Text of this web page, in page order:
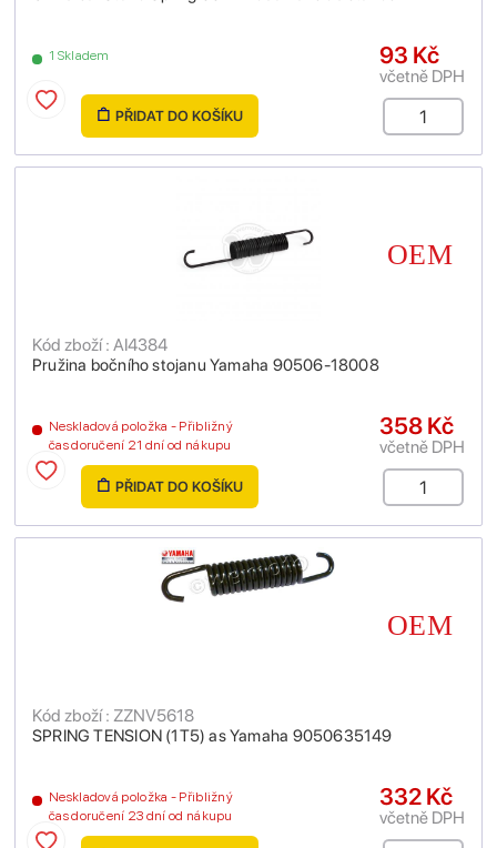
1 Skladem 93 Kč
včetně DPH
PŘIDAT DO KOŠÍKU
Pružina bočního stojanu Yamaha 90506-18008
Kód zboží : AI4384
Neskladová položka - Přibližný
čas doručení 21 dní od nákupu
358 Kč
včetně DPH
PŘIDAT DO KOŠÍKU
SPRING TENSION (1T5) as Yamaha 9050635149
Kód zboží : ZZNV5618
Neskladová položka - Přibližný
čas doručení 23 dní od nákupu
332 Kč
včetně DPH